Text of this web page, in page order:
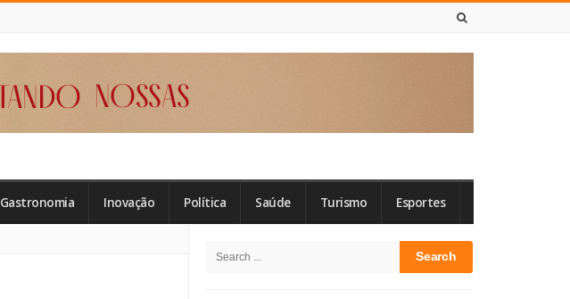
Gastronomia Inovação Política Saúde Turismo Esportes
Sidebar
Search